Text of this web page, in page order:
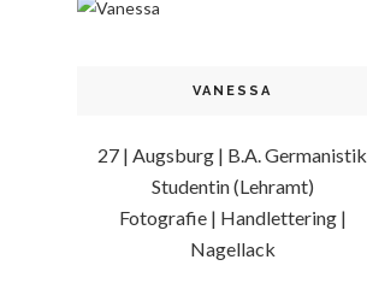
VANESSA
27 | Augsburg | B.A. Germanistik
Studentin (Lehramt)
Fotografie | Handlettering |
Nagellack